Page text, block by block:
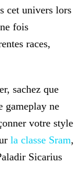
cet univers lors
fois
races,
sachez que
gameplay ne
votre style
la classe Sram,
Sicarius